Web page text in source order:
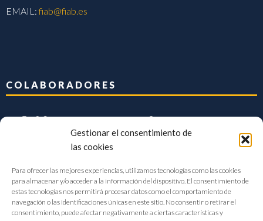
Gestionar el consentimiento de
las cookies
Para ofrecer las mejores experiencias, utilizamos tecnologías como las cookies
para almacenar y/o acceder a la información del dispositivo. El consentimiento de
estas tecnologías nos permitirá procesar datos como el comportamiento de
navegación o las identificaciones únicas en este sitio. No consentir o retirar el
consentimiento, puede afectar negativamente a ciertas características y
EMAIL:fiab@fiab.es
COLABORADORES